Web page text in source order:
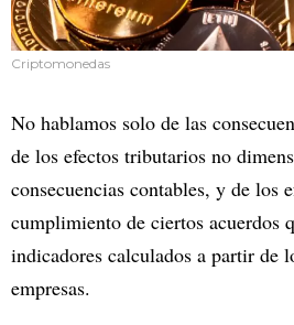
Criptomonedas
No hablamos solo de las
de los efectos tributarios no
consecuencias contables, y de los
cumplimiento de ciertos acuerdos
indicadores calculados a partir de
empresas.